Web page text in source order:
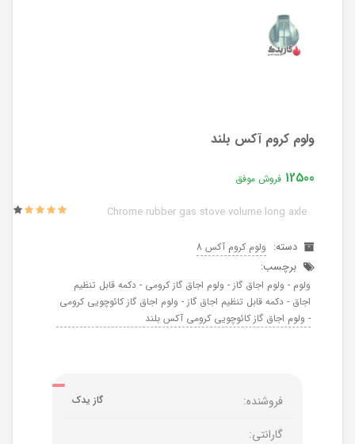
ولوم کروم آکس بلند
12500 فروش موفق
Chrome rubber gas stove volume long axle
دسته: ولوم کروم آکس 8
برچسب:
ولوم - ولوم اجاق گاز - ولوم اجاق گاز کرومی - دکمه قابل تنظیم
اجاق - دکمه قابل تنظیم اجاق گاز - ولوم اجاق گاز کائوچویی کرومی
- ولوم اجاق گاز کائوچویی کرومی آکس بلند
فروشنده: گاز یدک
گارانتی: